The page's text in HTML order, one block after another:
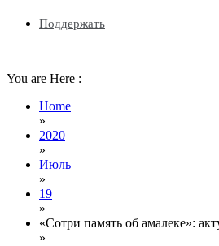
Поддержать
You are Here :
Home
»
2020
»
Июль
»
19
»
«Сотри память об амалеке»:
»